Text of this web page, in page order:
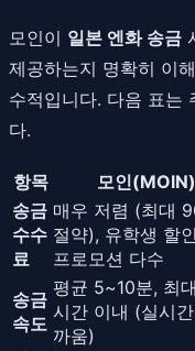
모인이 일본 엔화 송금
제공하는지 명확히 이
수적입니다. 다음 표는
다.
항목 모인(MOIN)
송금
수수
료
매우 저렴 (최대
절약), 유학생 할
프로모션 다수
송금
속도
평균 5~10분, 최
시간 이내 (실시
까움)